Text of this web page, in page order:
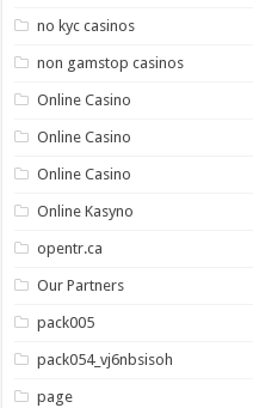
no kyc casinos
non gamstop casinos
Online Casino
Online Casino
Online Casino
Online Kasyno
opentr.ca
Our Partners
pack005
pack054_vj6nbsisoh
page